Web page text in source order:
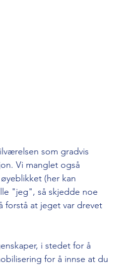
som gradvis
Vi manglet også
(her kan
"jeg", så skjedde noe
forstå at jeget var drevet
i stedet for å
for å innse at du